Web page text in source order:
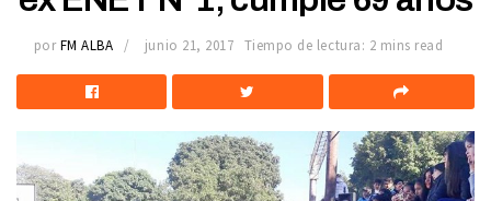
por FM ALBA junio 21, 2017 Tiempo de lectura: 2 mins read